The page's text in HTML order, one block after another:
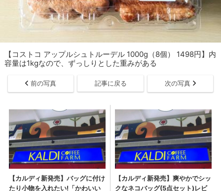
【コストコ アップルシュトルーデル 1000g（8個） 1498円】内
容量は1kgなので、ずっしりとした重みがある
前の写真 記事に戻る 次の写真